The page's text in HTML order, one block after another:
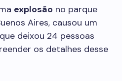
explosão no parque
Aires, causou um
deixou 24 pessoas
os detalhes desse